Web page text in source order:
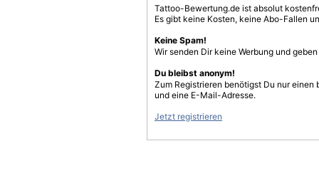
Tattoo-Bewertung.de ist absolut
Es gibt keine Kosten, keine Abo-Fallen
Keine Spam!
Wir senden Dir keine Werbung und
Du bleibst anonym!
Zum Registrieren benötigst Du nur einen
und eine E-Mail-Adresse.
Jetzt registrieren